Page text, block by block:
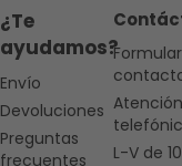
¿Te
ayudamos?
Envío
Devoluciones
Preguntas
frecuentes
Atención
L-V de